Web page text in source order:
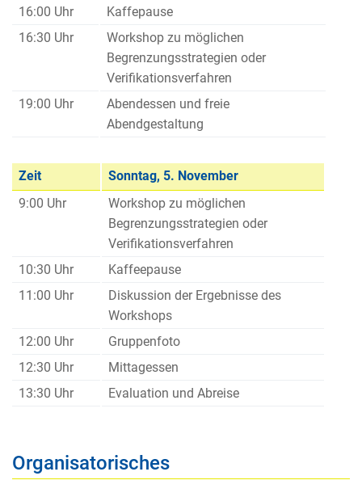
16:00 Uhr
Kaffepause
16:30 Uhr
Workshop zu möglichen
Begrenzungsstrategien oder
Verifikationsverfahren
19:00 Uhr
Abendessen und freie
Abendgestaltung
Zeit
Sonntag, 5. November
9:00 Uhr
Workshop zu möglichen
Begrenzungsstrategien oder
Verifikationsverfahren
10:30 Uhr
Kaffeepause
11:00 Uhr
Diskussion der Ergebnisse des
Workshops
12:00 Uhr
Gruppenfoto
12:30 Uhr
Mittagessen
13:30 Uhr
Evaluation und Abreise
Organisatorisches